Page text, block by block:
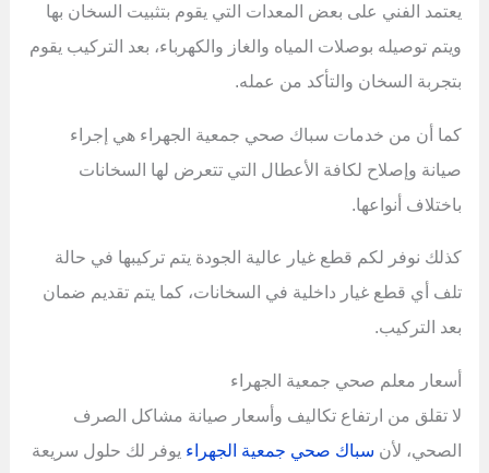
يعتمد الفني على بعض المعدات التي يقوم بتثبيت السخان بها
ويتم توصيله بوصلات المياه والغاز والكهرباء، بعد التركيب يقوم
بتجربة السخان والتأكد من عمله.
كما أن من خدمات سباك صحي جمعية الجهراء هي إجراء
صيانة وإصلاح لكافة الأعطال التي تتعرض لها السخانات
باختلاف أنواعها.
كذلك نوفر لكم قطع غيار عالية الجودة يتم تركيبها في حالة
تلف أي قطع غيار داخلية في السخانات، كما يتم تقديم ضمان
بعد التركيب.
أسعار معلم صحي جمعية الجهراء
لا تقلق من ارتفاع تكاليف وأسعار صيانة مشاكل الصرف
الصحي، لأن سباك صحي جمعية الجهراء يوفر لك حلول سريعة